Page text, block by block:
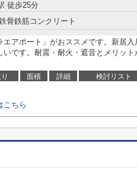
徒歩25分
骨鉄筋コンクリート
アポート」がおススメです。新居入
です。耐震・耐火・遮音とメリット
面積 詳細 検討リスト
こちら